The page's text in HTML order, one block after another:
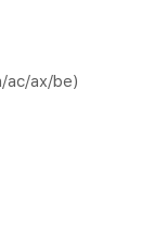
ac/ax/be)